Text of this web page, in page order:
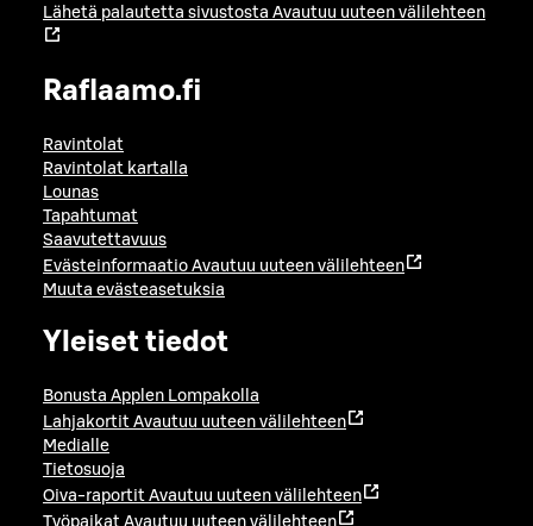
Lähetä palautetta sivustosta Avautuu uuteen välilehteen
Raflaamo.fi
Ravintolat
Ravintolat kartalla
Lounas
Tapahtumat
Saavutettavuus
Evästeinformaatio Avautuu uuteen välilehteen
Muuta evästeasetuksia
Yleiset tiedot
Bonusta Applen Lompakolla
Lahjakortit Avautuu uuteen välilehteen
Medialle
Tietosuoja
Oiva-raportit Avautuu uuteen välilehteen
Työpaikat Avautuu uuteen välilehteen